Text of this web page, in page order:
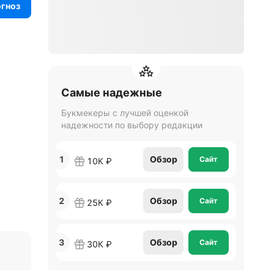
Самые надежные
Букмекеры с лучшей оценкой
надежности по выбору редакции
1 10К ₽ Обзор Сайт
2 25К ₽ Обзор Сайт
3 30К ₽ Обзор Сайт